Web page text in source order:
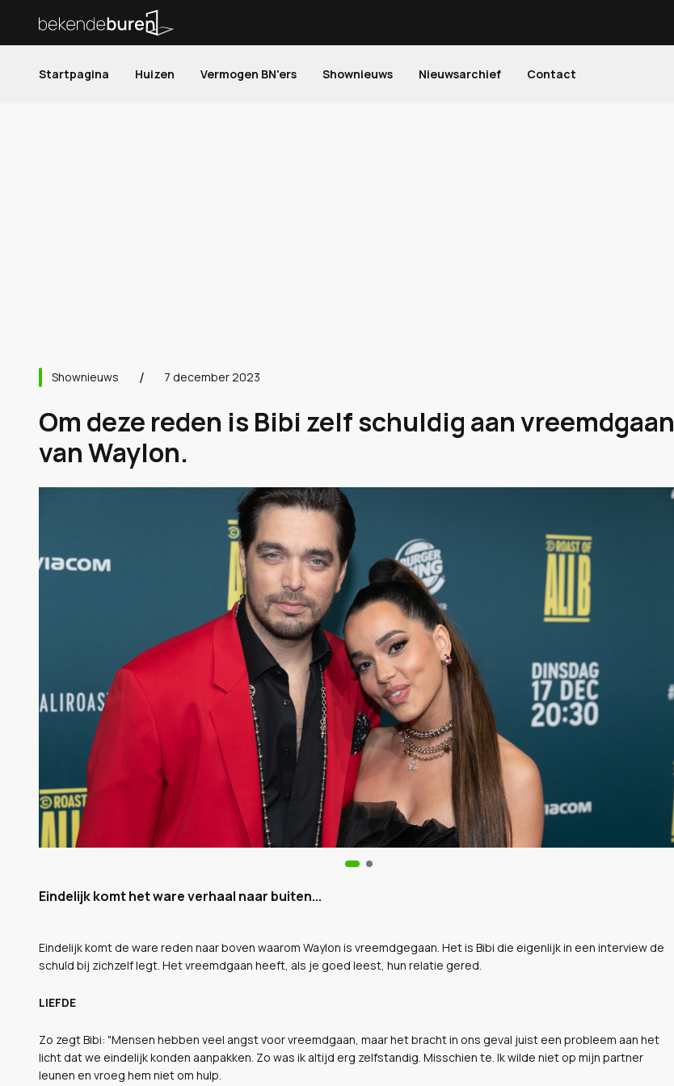
Startpagina Huizen Vermogen BN'ers Shownieuws Nieuwsarchief Contact
Shownieuws 7 december 2023
Om deze reden is Bibi zelf schuldig aan vreemdgaan
van Waylon.
Eindelijk komt het ware verhaal naar buiten...
Eindelijk komt de ware reden naar boven waarom Waylon is vreemdgegaan. Het is Bibi die eigenlijk in een interview de
schuld bij zichzelf legt. Het vreemdgaan heeft, als je goed leest, hun relatie gered.
LIEFDE
Zo zegt Bibi: "Mensen hebben veel angst voor vreemdgaan, maar het bracht in ons geval juist een probleem aan het
licht dat we eindelijk konden aanpakken. Zo was ik altijd erg zelfstandig. Misschien te. Ik wilde niet op mijn partner
leunen en vroeg hem niet om hulp.